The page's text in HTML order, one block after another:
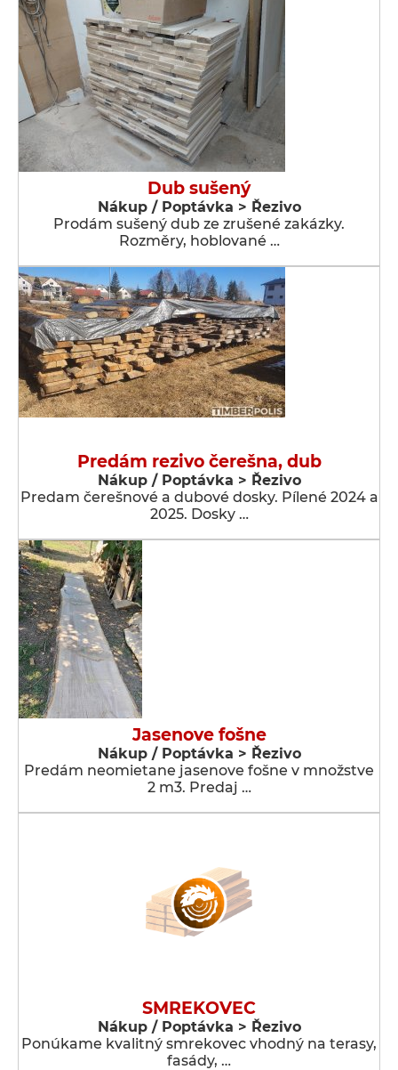
Dub sušený
Nákup / Poptávka > Řezivo
Prodám sušený dub ze zrušené zakázky.
Rozměry, hoblované …
Predám rezivo čerešna, dub
Nákup / Poptávka > Řezivo
Predam čerešnové a dubové dosky. Pílené 2024 a
2025. Dosky …
Jasenove fošne
Nákup / Poptávka > Řezivo
Predám neomietane jasenove fošne v množstve
2 m3. Predaj …
SMREKOVEC
Nákup / Poptávka > Řezivo
Ponúkame kvalitný smrekovec vhodný na terasy,
fasády, …